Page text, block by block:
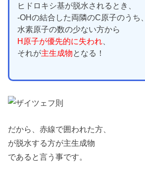
ヒドロキシ基が脱水されるとき、
-OHの結合した両隣のC原子のうち、
水素原子の数の少ない方から
H原子が優先的に失われ
それが主生成物となる！
だから、赤線で囲われた方、
が脱水する方が主生成物
であると言う事です。